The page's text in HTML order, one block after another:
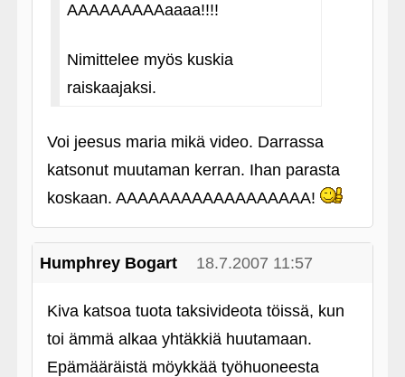
AAAAAAAAAaaaa!!!!
Nimittelee myös kuskia
raiskaajaksi.
Voi jeesus maria mikä video. Darrassa
katsonut muutaman kerran. Ihan parasta
koskaan. AAAAAAAAAAAAAAAAAA!
Humphrey Bogart 18.7.2007 11:57
Kiva katsoa tuota taksivideota töissä, kun
toi ämmä alkaa yhtäkkiä huutamaan.
Epämääräistä möykkää työhuoneesta